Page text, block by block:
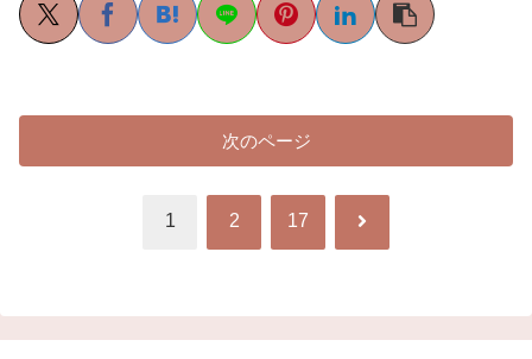
次のページ
1 2 17 次